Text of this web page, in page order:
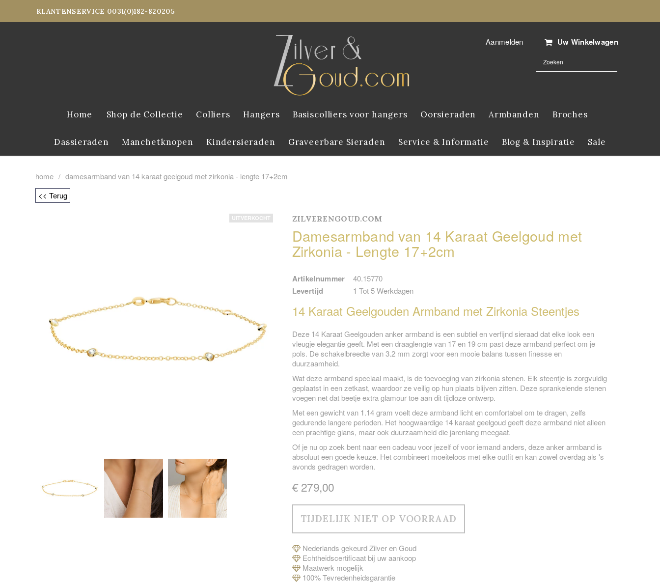
KLANTENSERVICE 0031(0)182-820205
Uw Winkelwagen
Aanmelden
Home Shop de Collectie Colliers Hangers Basiscolliers voor hangers Oorsieraden Armbanden Broches
Dassieraden Manchetknopen Kindersieraden Graveerbare Sieraden Service & Informatie Blog & Inspiratie Sale
home / damesarmband van 14 karaat geelgoud met zirkonia - lengte 17+2cm
<< Terug
UITVERKOCHT ZILVERENGOUD.COM
Damesarmband van 14 Karaat Geelgoud met
Zirkonia - Lengte 17+2cm
Artikelnummer 40.15770
Levertijd 1 Tot 5 Werkdagen
14 Karaat Geelgouden Armband met Zirkonia Steentjes
Deze 14 Karaat Geelgouden anker armband is een subtiel en verfijnd sieraad dat elke look een
vleugje elegantie geeft. Met een draaglengte van 17 en 19 cm past deze armband perfect om je
pols. De schakelbreedte van 3.2 mm zorgt voor een mooie balans tussen finesse en
duurzaamheid.
Wat deze armband speciaal maakt, is de toevoeging van zirkonia stenen. Elk steentje is zorgvuldig
geplaatst in een zetkast, waardoor ze veilig op hun plaats blijven zitten. Deze sprankelende stenen
voegen net dat beetje extra glamour toe aan dit tijdloze ontwerp.
Met een gewicht van 1.14 gram voelt deze armband licht en comfortabel om te dragen, zelfs
gedurende langere perioden. Het hoogwaardige 14 karaat geelgoud geeft deze armband niet alleen
een prachtige glans, maar ook duurzaamheid die jarenlang meegaat.
Of je nu op zoek bent naar een cadeau voor jezelf of voor iemand anders, deze anker armband is
absoluut een goede keuze. Het combineert moeiteloos met elke outfit en kan zowel overdag als 's
avonds gedragen worden.
€ 279,00
Nederlands gekeurd Zilver en Goud
Echtheidscertificaat bij uw aankoop
Maatwerk mogelijk
100% Tevredenheidsgarantie